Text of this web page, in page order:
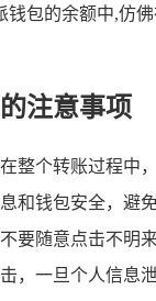
钱包的余额中,仿
注意事项
整个转账过程中
和钱包安全，避
要随意点击不明
，一旦个人信息